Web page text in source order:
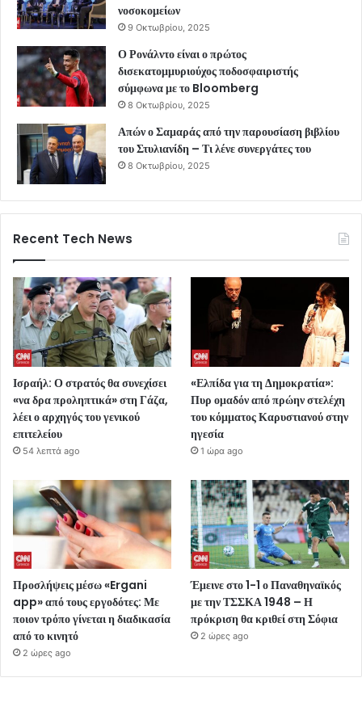
νοσοκομείων
9 Οκτωβρίου, 2025
Ο Ρονάλντο είναι ο πρώτος
δισεκατομμυριούχος ποδοσφαιριστής
σύμφωνα με το Bloomberg
8 Οκτωβρίου, 2025
Απών ο Σαμαράς από την παρουσίαση βιβλίου
του Στυλιανίδη – Τι λένε συνεργάτες του
8 Οκτωβρίου, 2025
Recent Tech News
Ισραήλ: Ο στρατός θα συνεχίσει
«να δρα προληπτικά» στη Γάζα,
λέει ο αρχηγός του γενικού
επιτελείου
54 λεπτά ago
«Ελπίδα για τη Δημοκρατία»:
Πυρ ομαδόν από πρώην στελέχη
του κόμματος Καρυστιανού στην
ηγεσία
1 ώρα ago
Προσλήψεις μέσω «Ergani
app» από τους εργοδότες: Με
ποιον τρόπο γίνεται η διαδικασία
από το κινητό
2 ώρες ago
Έμεινε στο 1-1 ο Παναθηναϊκός
με την ΤΣΣΚΑ 1948 – Η
πρόκριση θα κριθεί στη Σόφια
2 ώρες ago